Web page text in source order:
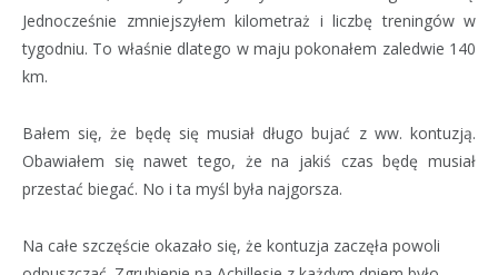
Jednocześnie zmniejszyłem kilometraż i liczbę treningów w
tygodniu. To właśnie dlatego w maju pokonałem zaledwie 140
km.
Bałem się, że będę się musiał długo bujać z ww. kontuzją.
Obawiałem się nawet tego, że na jakiś czas będę musiał
przestać biegać. No i ta myśl była najgorsza.
Na całe szczęście okazało się, że kontuzja zaczęła powoli